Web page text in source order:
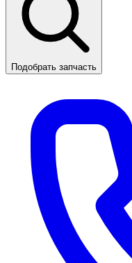
Подобрать запчасть